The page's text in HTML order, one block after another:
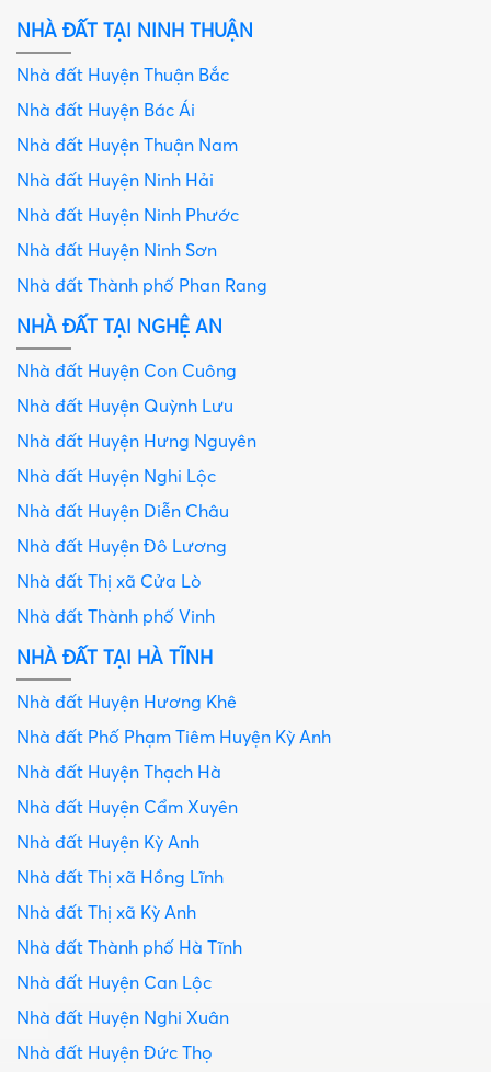
NHÀ ĐẤT TẠI NINH THUẬN
Nhà đất Huyện Thuận Bắc
Nhà đất Huyện Bác Ái
Nhà đất Huyện Thuận Nam
Nhà đất Huyện Ninh Hải
Nhà đất Huyện Ninh Phước
Nhà đất Huyện Ninh Sơn
Nhà đất Thành phố Phan Rang
NHÀ ĐẤT TẠI NGHỆ AN
Nhà đất Huyện Con Cuông
Nhà đất Huyện Quỳnh Lưu
Nhà đất Huyện Hưng Nguyên
Nhà đất Huyện Nghi Lộc
Nhà đất Huyện Diễn Châu
Nhà đất Huyện Đô Lương
Nhà đất Thị xã Cửa Lò
Nhà đất Thành phố Vinh
NHÀ ĐẤT TẠI HÀ TĨNH
Nhà đất Huyện Hương Khê
Nhà đất Phố Phạm Tiêm Huyện Kỳ Anh
Nhà đất Huyện Thạch Hà
Nhà đất Huyện Cẩm Xuyên
Nhà đất Huyện Kỳ Anh
Nhà đất Thị xã Hồng Lĩnh
Nhà đất Thị xã Kỳ Anh
Nhà đất Thành phố Hà Tĩnh
Nhà đất Huyện Can Lộc
Nhà đất Huyện Nghi Xuân
Nhà đất Huyện Đức Thọ